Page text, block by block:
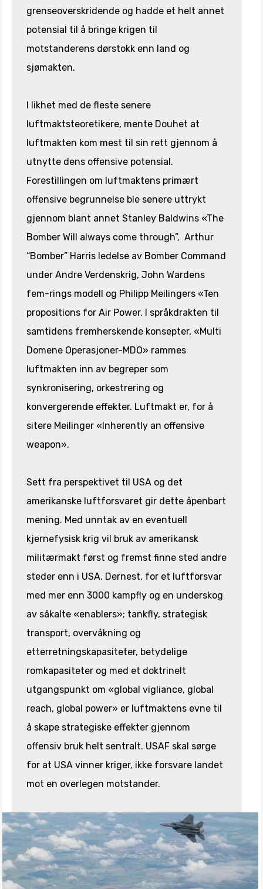
grenseoverskridende og hadde et helt annet
potensial til å bringe krigen til
motstanderens dørstokk enn land og
sjømakten.
I likhet med de fleste senere
luftmaktsteoretikere, mente Douhet at
luftmakten kom mest til sin rett gjennom å
utnytte dens offensive potensial.
Forestillingen om luftmaktens primært
offensive begrunnelse ble senere uttrykt
gjennom blant annet Stanley Baldwins «The
Bomber Will always come through”, Arthur
“Bomber” Harris ledelse av Bomber Command
under Andre Verdenskrig, John Wardens
fem-rings modell og Philipp Meilingers «Ten
propositions for Air Power. I språkdrakten til
samtidens fremherskende konsepter, «Multi
Domene Operasjoner-MDO» rammes
luftmakten inn av begreper som
synkronisering, orkestrering og
konvergerende effekter. Luftmakt er, for å
sitere Meilinger «Inherently an offensive
weapon».
Sett fra perspektivet til USA og det
amerikanske luftforsvaret gir dette åpenbart
mening. Med unntak av en eventuell
kjernefysisk krig vil bruk av amerikansk
militærmakt først og fremst finne sted andre
steder enn i USA. Dernest, for et luftforsvar
med mer enn 3000 kampfly og en underskog
av såkalte «enablers»; tankfly, strategisk
transport, overvåkning og
etterretningskapasiteter, betydelige
romkapasiteter og med et doktrinelt
utgangspunkt om «global vigliance, global
reach, global power» er luftmaktens evne til
å skape strategiske effekter gjennom
offensiv bruk helt sentralt. USAF skal sørge
for at USA vinner kriger, ikke forsvare landet
mot en overlegen motstander.